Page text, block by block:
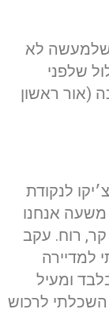
בבוקר כך שלמעשה לא
שלפני
(אור ראשון
לנקודת
משעה אנחנו
רוח. עקב
למדיירה
ומעיל
לרכוש